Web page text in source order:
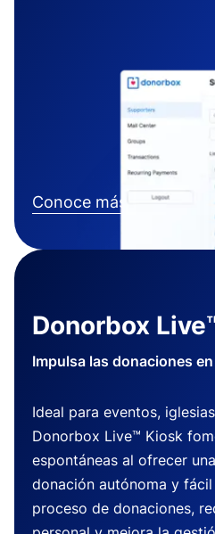
Conoce más
Donorbox
Impulsa las donaciones
Ideal para eventos,
Donorbox Live™ Kiosk
espontáneas al ofrecer
donación autónoma y
proceso de donaciones,